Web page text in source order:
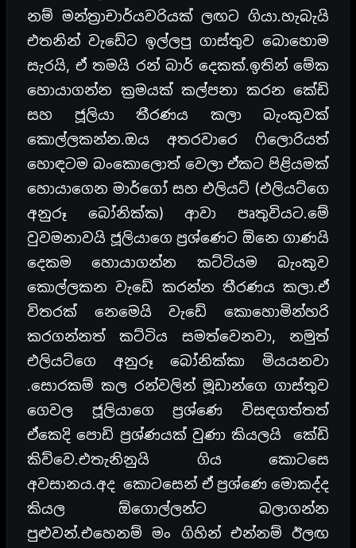
නම් මන්ත්‍රාචාර්යවරියක් ලඟට ගියා.හැබැයි
එතනින් වැඩේට ඉල්ලපු ගාස්තුව බොහොම
සැරයි, ඒ තමයි රන් බාර් දෙකක්.ඉතින් මේක
හොයාගන්න ක්‍රමයක් කල්පනා කරන කේඩි
සහ ජූලියා තීරණය කලා බැංකුවක්
කොල්ලකන්න.ඔය අතරවාරෙ ෆිලොරියත්
හොඳටම බංකොලොත් වෙලා ඒකට පිළියමක්
හොයාගෙන මාර්ගෝ සහ එලියට් (එලියට්ගෙ
අනුරූ බෝනික්ක) ආවා පෘතුවියට.මේ
වුවමනාවයි ජූලියාගෙ ප්‍රශ්ණෙට ඕනෙ ගාණයි
දෙකම හොයාගන්න කට්ටියම බැංකුව
කොල්ලකන වැඩේ කරන්න තීරණය කලා.ඒ
විතරක් නෙමෙයි වැඩේ කොහොමින්හරි
කරගන්නත් කට්ටිය සමත්වෙනවා, නමුත්
එලියට්ගෙ අනුරූ බෝනික්කා මියයනවා
.සොරකම් කල රන්වලින් මූඩාන්ගෙ ගාස්තුව
ගෙවල ජූලියාගෙ ප්‍රශ්ණෙ විසඳගත්තත්
ඒකෙදි පොඩි ප්‍රශ්ණයක් වුණා කියලයි කේඩි
කිව්වෙ.එතැනිනුයි ගිය කොටසෙ
අවසානය.අද කොටසෙන් ඒ ප්‍රශ්ණෙ මොකද්ද
කියල ඕගොල්ලන්ට බලාගන්න
පුළුවන්.එහෙනම් මං ගිහින් එන්නම් ඊලඟ